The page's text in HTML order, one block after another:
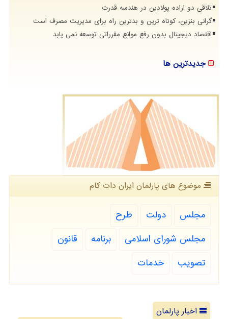
تلاقی دو اراده پولادین در هندسه قدرت
گرانی بنزین، کوتاه ترین و بدترین راه برای مدیریت مصرف است
اقتصاد دیجیتال بدون رفع موانع مقرراتی توسعه نمی یابد
جدیدترین ها
موضوع های پارلمان ایران دات كام
مجلس دولت
طرح
مجلس شورای اسلامی
برنامه
قانون
تصویب
خدمات
اخبار پارلمان